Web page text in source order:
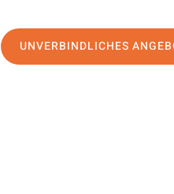
UNVERBINDLICHES